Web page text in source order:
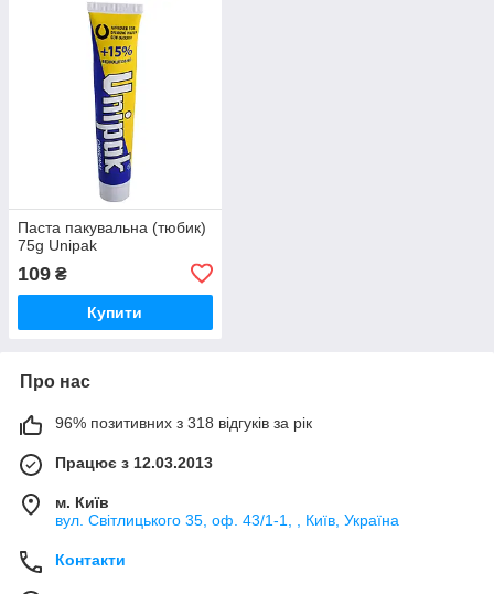
Паста пакувальна (тюбик)
75g Unipak
109 ₴
Купити
Про нас
96% позитивних з 318 відгуків за рік
Працює з 12.03.2013
м. Київ
вул. Світлицького 35, оф. 43/1-1, , Київ, Україна
Контакти